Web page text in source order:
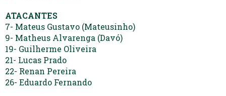
ATACANTES
7- Mateus Gustavo (Mateusinho)
9- Matheus Alvarenga (Davó)
19- Guilherme Oliveira
21- Lucas Prado
22- Renan Pereira
26- Eduardo Fernando